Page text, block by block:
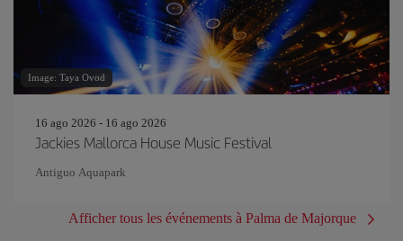
Image: Taya Ovod
16 ago 2026 - 16 ago 2026
Jackies Mallorca House Music Festival
Antiguo Aquapark
Afficher tous les événements à Palma de Majorque